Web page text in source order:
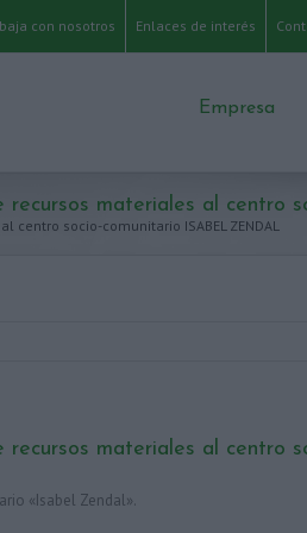
con nosotros Enlaces de interés
Empresa
materiales al centro
centro socio-comunitario ISABEL ZENDAL
materiales al centro
«Isabel Zendal».